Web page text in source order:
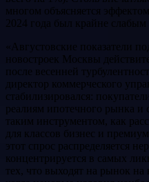
многом объясняется
2024 года был крайне
«Августовские показатели
новостроек Москвы
после весенней
директор коммерческого
стабилизировался:
реалиям ипотечного рынка и
таким инструментом, как
для классов бизнес и
этот спрос распределяется
концентрируется в самых
тех, что выходят на рынок на